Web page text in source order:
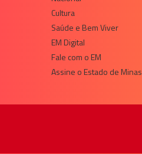
Cultura
Saúde e Bem Viver
EM Digital
Fale com o EM
Assine o Estado de Minas